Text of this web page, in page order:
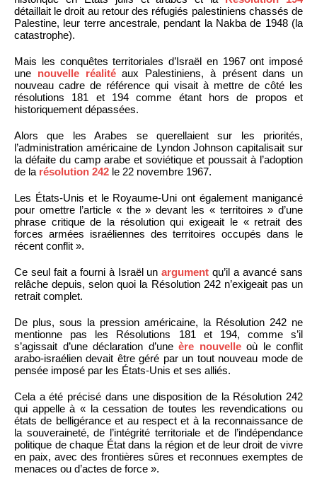
détaillait le droit au retour des réfugiés palestiniens chassés de
Palestine, leur terre ancestrale, pendant la Nakba de 1948 (la
catastrophe).
Mais les conquêtes territoriales d’Israël en 1967 ont imposé
une nouvelle réalitéaux Palestiniens, à présent dans un
nouveau cadre de référence qui visait à mettre de côté les
résolutions 181 et 194 comme étant hors de propos et
historiquement dépassées.
Alors que les Arabes se querellaient sur les priorités,
l’administration américaine de Lyndon Johnson capitalisait sur
la défaite du camp arabe et soviétique et poussait à l’adoption
de la résolution 242 le 22 novembre 1967.
Les États-Unis et le Royaume-Uni ont également manigancé
pour omettre l’article « the » devant les « territoires » d’une
phrase critique de la résolution qui exigeait le « retrait des
forces armées israéliennes des territoires occupés dans le
récent conflit ».
Ce seul fait a fourni à Israël unargument qu’il a avancé sans
relâche depuis, selon quoi la Résolution 242 n’exigeait pas un
retrait complet.
De plus, sous la pression américaine, la Résolution 242 ne
mentionne pas les Résolutions 181 et 194, comme s’il
s’agissait d’une déclaration d’une ère nouvelleoù le conflit
arabo-israélien devait être géré par un tout nouveau mode de
pensée imposé par les États-Unis et ses alliés.
Cela a été précisé dans une disposition de la Résolution 242
qui appelle à « la cessation de toutes les revendications ou
états de belligérance et au respect et à la reconnaissance de
la souveraineté, de l’intégrité territoriale et de l’indépendance
politique de chaque État dans la région et de leur droit de vivre
en paix, avec des frontières sûres et reconnues exemptes de
menaces ou d’actes de force ».